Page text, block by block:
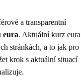
a transparentní
eura. Aktuální kurz eura
stránkách, a to jak pro
krok s aktuální situací